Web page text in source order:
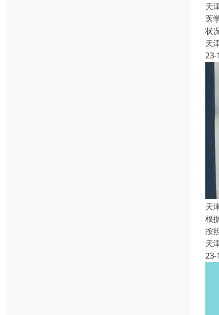
天
医
状
天
23-
天
根
按
天
23-